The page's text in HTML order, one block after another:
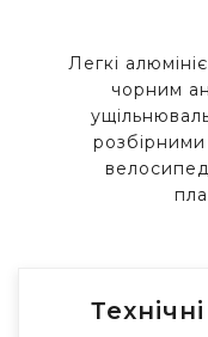
Легкі
чорним